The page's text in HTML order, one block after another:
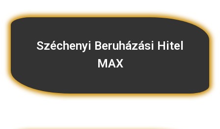
Széchenyi Beruházási Hitel
MAX